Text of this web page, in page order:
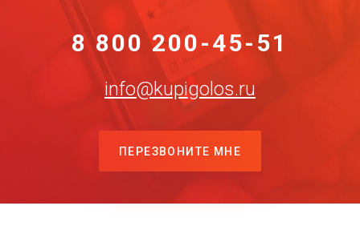
8 800 200-45-51
info@kupigolos.ru
ПЕРЕЗВОНИТЕ МНЕ